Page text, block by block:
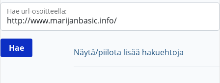
Hae url-osoitteella:
Näytä/piilota lisää hakuehtoja